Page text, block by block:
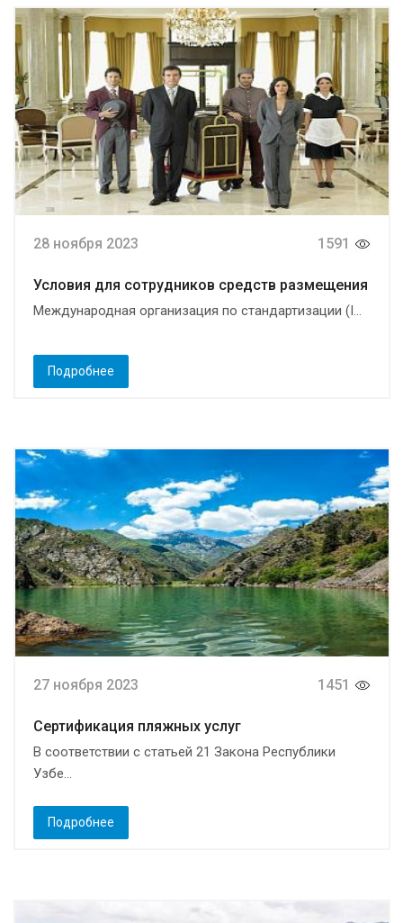
28 ноября 2023 1591
Условия для сотрудников средств размещения
Международная организация по стандартизации (I...
Подробнее
27 ноября 2023 1451
Сертификация пляжных услуг
В соответствии с статьей 21 Закона Республики
Узбе...
Подробнее